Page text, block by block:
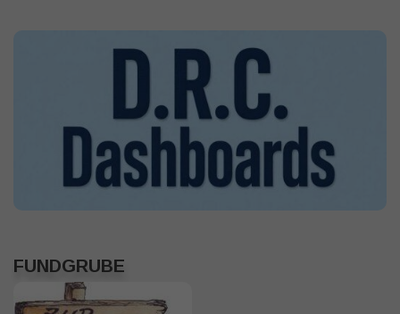
FUNDGRUBE